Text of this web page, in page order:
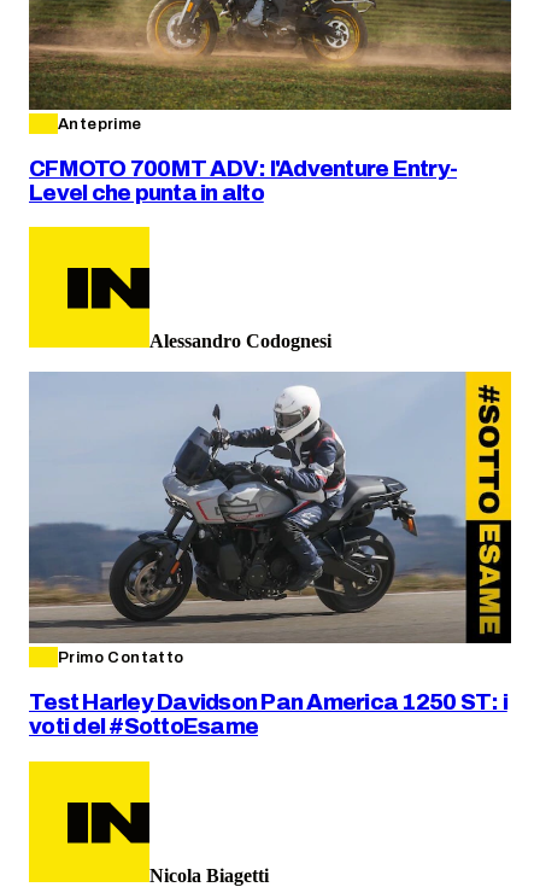
Anteprime
CFMOTO 700MT ADV: l'Adventure Entry-
Level che punta in alto
Alessandro Codognesi
Primo Contatto
Test Harley Davidson Pan America 1250 ST: i
voti del #SottoEsame
Nicola Biagetti